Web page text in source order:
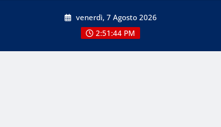
venerdì, 7 Agosto 2026
2:51:45 PM